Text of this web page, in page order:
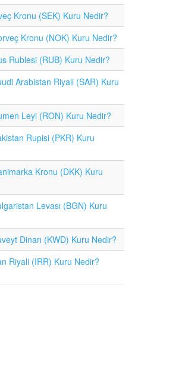
Kronu (SEK) Kuru Nedir?
Kronu (NOK) Kuru Nedir?
Rublesi (RUB) Kuru Nedir?
Arabistan Riyali (SAR) Kuru
Leyi (RON) Kuru Nedir?
Rupisi (PKR) Kuru
Kronu (DKK) Kuru
Levası (BGN) Kuru
Dinarı (KWD) Kuru Nedir?
Riyali (IRR) Kuru Nedir?